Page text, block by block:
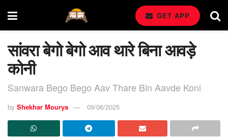
GET APP
सांवरा बेगो बेगो आव थारे बिना आवड़े
कोनी
Sanwara Bego Bego Aav Thare Bin Aavde Koni
by Shekhar Mourya 09/06/2025